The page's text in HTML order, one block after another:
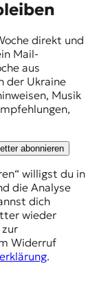
direkt und
Mail-
aus
der Ukraine
Musik
abonnieren
willigst du in
die Analyse
dich
wieder
Widerruf
.